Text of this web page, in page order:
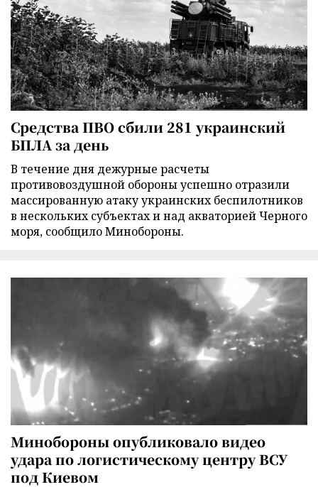
Средства ПВО сбили 281 украинский
БПЛА за день
В течение дня дежурные расчеты
противовоздушной обороны успешно отразили
массированную атаку украинских беспилотников
в нескольких субъектах и над акваторией Черного
моря, сообщило Минобороны.
Минобороны опубликовало видео
удара по логистическому центру ВСУ
под Киевом